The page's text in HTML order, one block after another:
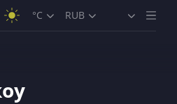
°C RUB